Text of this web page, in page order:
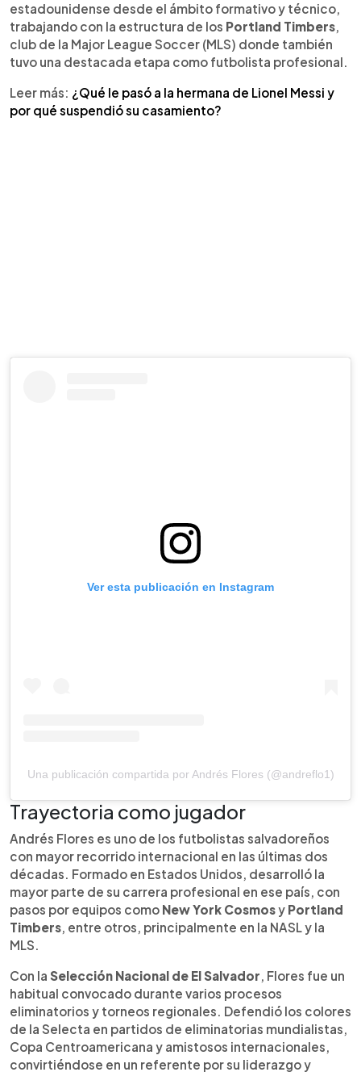
estadounidense desde el ámbito formativo y técnico,
trabajando con la estructura de los Portland Timbers,
club de la Major League Soccer (MLS) donde también
tuvo una destacada etapa como futbolista profesional.
Leer más: ¿Qué le pasó a la hermana de Lionel Messi y
por qué suspendió su casamiento?
Ver esta publicación en Instagram
Una publicación compartida por Andrés Flores (@andreflo1)
Trayectoria como jugador
Andrés Flores es uno de los futbolistas salvadoreños
con mayor recorrido internacional en las últimas dos
décadas. Formado en Estados Unidos, desarrolló la
mayor parte de su carrera profesional en ese país, con
pasos por equipos como New York Cosmosy Portland
Timbers , entre otros, principalmente en la NASL y la
MLS.
Con la Selección Nacional de El Salvador , Flores fue un
habitual convocado durante varios procesos
eliminatorios y torneos regionales. Defendió los colores
de la Selecta en partidos de eliminatorias mundialistas,
Copa Centroamericana y amistosos internacionales,
convirtiéndose en un referente por su liderazgo y